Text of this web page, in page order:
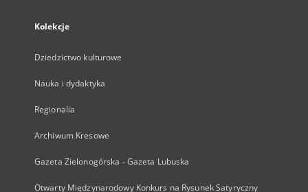
Kolekcje
Dziedzictwo kulturowe
Nauka i dydaktyka
Regionalia
Archiwum Kresowe
Gazeta Zielonogórska - Gazeta Lubuska
Otwarty Międzynarodowy Konkurs na Rysunek Satyryczny